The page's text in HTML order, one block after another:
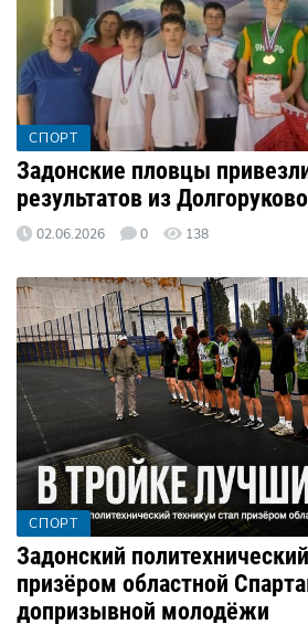
СПОРТ
Задонские пловцы
результатов из Долгоруково
02.06.2026 0 138
СПОРТ
Задонский
призёром областной
допризывной молодёжи